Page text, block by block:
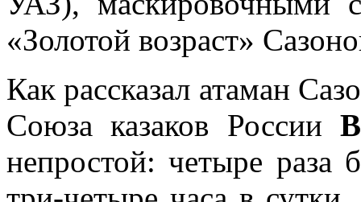
«Золотой возраст»
Как рассказал атаман
Союза казаков России
непростой: четыре